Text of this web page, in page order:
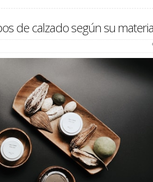
de calzado según su